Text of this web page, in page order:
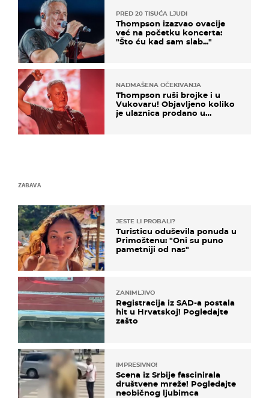
PRED 20 TISUĆA LJUDI
Thompson izazvao ovacije
već na početku koncerta:
"Što ću kad sam slab..."
NADMAŠENA OČEKIVANJA
Thompson ruši brojke i u
Vukovaru! Objavljeno koliko
je ulaznica prodano u
ZABAVA
JESTE LI PROBALI?
Turisticu oduševila ponuda u
Primoštenu: "Oni su puno
pametniji od nas"
ZANIMLJIVO
Registracija iz SAD-a postala
hit u Hrvatskoj! Pogledajte
zašto
IMPRESIVNO!
Scena iz Srbije fascinirala
društvene mreže! Pogledajte
neobičnog ljubimca